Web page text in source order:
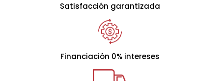
Satisfacción garantizada
Financiación 0% intereses